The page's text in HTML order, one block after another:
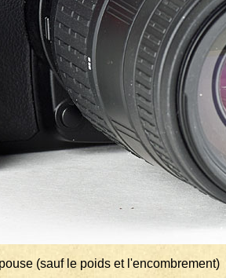
(sauf le poids et l'encombrement)